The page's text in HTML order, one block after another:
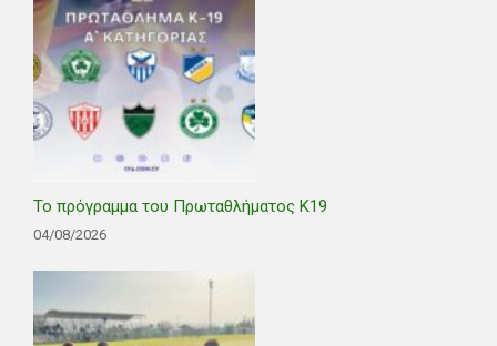
Το πρόγραμμα του Πρωταθλήματος Κ19
04/08/2026